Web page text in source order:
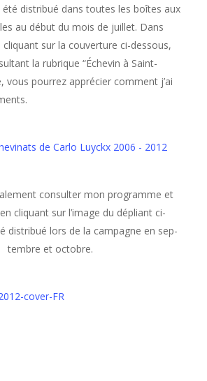
dis­tribué dans toutes les boîtes aux
au début du mois de juil­let. Dans
sur la cou­ver­ture ci-dessous,
la rubrique “Échevin à Saint-
vous pour­rez appréci­er com­ment j’ai
con­sul­ter mon pro­gramme et
cli­quant sur l’image du dépli­ant ci-
dis­tribué lors de la cam­pagne en sep­
tem­bre et octo­bre.